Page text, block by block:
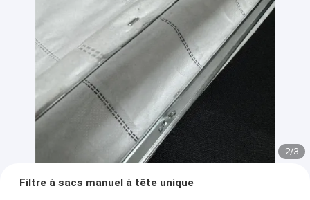
2/3
Filtre à sacs manuel à tête unique